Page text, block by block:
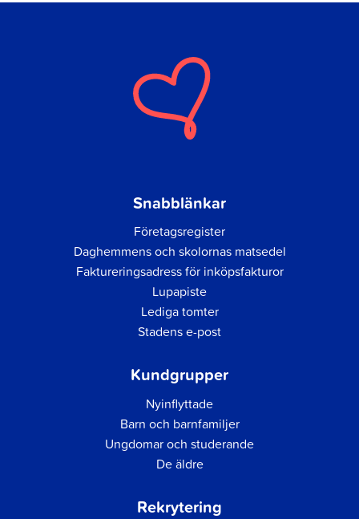
Snabblänkar
Företagsregister
Daghemmens och skolornas matsedel
Faktureringsadress för inköpsfakturor
Lupapiste
Lediga tomter
Stadens e-post
Kundgrupper
Nyinflyttade
Barn och barnfamiljer
Ungdomar och studerande
De äldre
Rekrytering